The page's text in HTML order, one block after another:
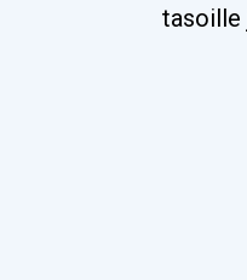
tasoille